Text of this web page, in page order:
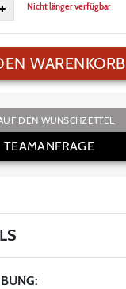
Nicht länger verfügbar
WARENKORB
DEN WUNSCHZETTEL
TEAMANFRAGE